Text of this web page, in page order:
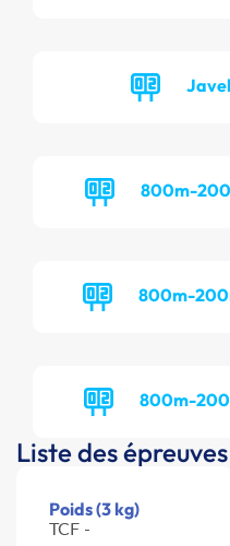
800m-
800m-
800m-
Liste des épreuves
Poids (3 kg)
TCF -